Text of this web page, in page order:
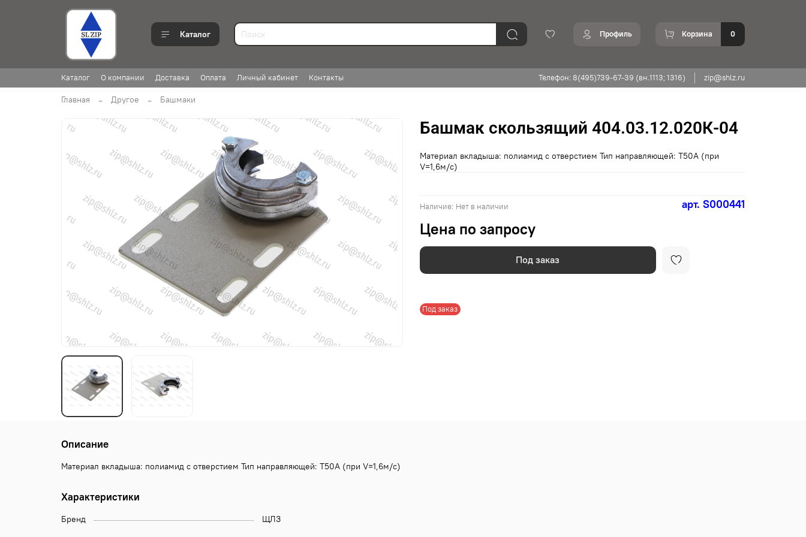
Каталог Профиль Корзина 0
Каталог О компании Доставка Оплата Личный кабинет Контакты Телефон: 8(495)739-67-39 (вн.1113; 1316) zip@shlz.ru
Главная Другое Башмаки
арт. S000441
Наличие: Нет в наличии
Под заказ
Башмак скользящий 404.03.12.020К-04
Цена по запросу
Под заказ
Материал вкладыша: полиамид с отверстием Тип направляющей: Т50А (при
V=1,6м/с)
Описание
Материал вкладыша: полиамид с отверстием Тип направляющей: Т50А (при V=1,6м/с)
Характеристики
Бренд ЩЛЗ